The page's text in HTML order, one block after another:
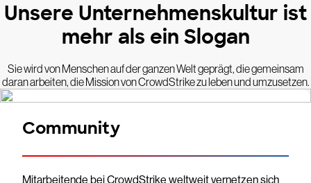
Unsere Unternehmenskultur ist
mehr als ein Slogan
Sie wird von Menschen auf der ganzen Welt geprägt, die gemeinsam
daran arbeiten, die Mission von CrowdStrike zu leben und umzusetzen.
Community
Mitarbeitende bei CrowdStrike weltweit vernetzen sich